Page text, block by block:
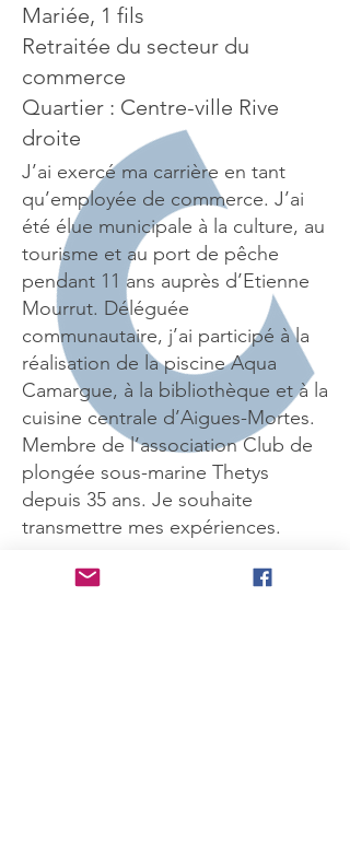
Mariée, 1 fils
Retraitée du secteur du
commerce
Quartier : Centre-ville Rive
droite
J’ai exercé ma carrière en tant
qu’employée de commerce. J’ai
été élue municipale à la culture, au
tourisme et au port de pêche
pendant 11 ans auprès d’Etienne
Mourrut. Déléguée
communautaire, j’ai participé à la
réalisation de la piscine Aqua
Camargue, à la bibliothèque et à la
cuisine centrale d’Aigues-Mortes.
Membre de l’association Club de
plongée sous-marine Thetys
depuis 35 ans. Je souhaite
transmettre mes expériences.
Mes atouts :
Enthousiaste,